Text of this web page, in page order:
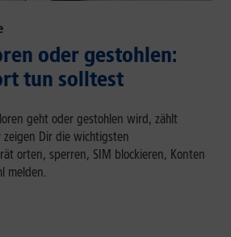
oder gestohlen:
tun solltest
geht oder gestohlen wird, zählt
zeigen Dir die wichtigsten
orten, sperren, SIM blockieren, Konten
melden.